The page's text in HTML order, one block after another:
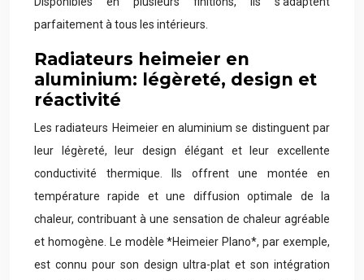
parfaitement à tous les intérieurs.
Radiateurs heimeier en
aluminium: légèreté, design et
réactivité
Les radiateurs Heimeier en aluminium se distinguent par
leur légèreté, leur design élégant et leur excellente
conductivité thermique. Ils offrent une montée en
température rapide et une diffusion optimale de la
chaleur, contribuant à une sensation de chaleur agréable
et homogène. Le modèle *Heimeier Plano*, par exemple,
est connu pour son design ultra-plat et son intégration